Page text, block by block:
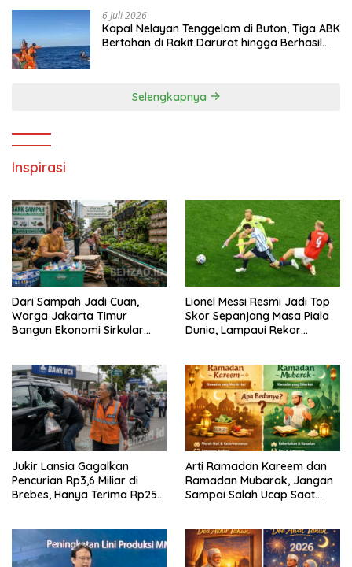
6 Juli 2026
Kapal Nelayan Tenggelam di Buton, Tiga ABK
Bertahan di Rakit Darurat hingga Berhasil
Selengkapnya
Inspirasi
Dari Sampah Jadi Cuan,
Warga Jakarta Timur
Bangun Ekonomi Sirkular
Lionel Messi Resmi Jadi Top
Skor Sepanjang Masa Piala
Dunia, Lampaui Rekor
Jukir Lansia Gagalkan
Pencurian Rp3,6 Miliar di
Brebes, Hanya Terima Rp25
Arti Ramadan Kareem dan
Ramadan Mubarak, Jangan
Sampai Salah Ucap Saat